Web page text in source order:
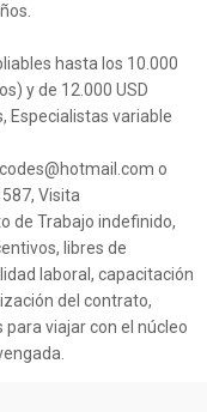
hasta los 10.000
y de 12.000 USD
Especialistas variable
o
Visita
de Trabajo indefinido,
libres de
laboral, capacitación
del contrato,
viajar con el núcleo